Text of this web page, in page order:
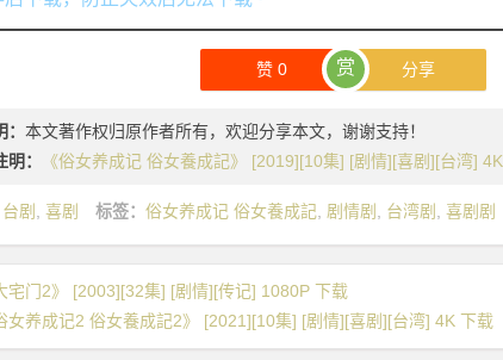
赞 0 赏 分享
：本文著作权归原作者所有，欢迎分享本文，谢谢支持！
：
《俗女养成记 俗女養成記》 [2019][10集] [剧情][喜剧][台湾]
台剧 喜剧 标签： 俗女养成记 俗女養成記 剧情剧 台湾剧 喜剧剧
宅门2》 [2003][32集] [剧情][传记] 1080P 下载
女养成记2 俗女養成記2》 [2021][10集] [剧情][喜剧][台湾] 4K 下载